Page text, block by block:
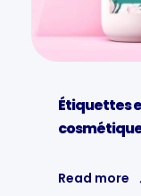
Étiquettes
Read more